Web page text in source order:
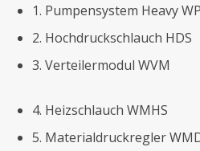
1. Pumpensystem Heavy
2. Hochdruckschlauch HDS
3. Verteilermodul WVM
4. Heizschlauch WMHS
5. Materialdruckregler